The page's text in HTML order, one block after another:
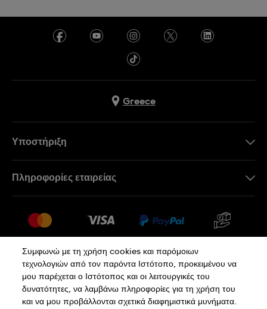
Greece
Υποστήριξη
Επιστροφές
Όροι Πώλησης
Κάνε κλικ εδώ για υπαναχώρηση
Πληροφορίες εταιρείας
Θέσεις Εργασίας
Πολιτική Απορρήτου Πολιτική Cookies
Συμφωνώ με τη χρήση cookies και παρόμοιων
τεχνολογιών από τον παρόντα Ιστότοπο, προκειμένου να
μου παρέχεται ο Ιστότοπος και οι λειτουργικές του
δυνατότητες, να λαμβάνω πληροφορίες για τη χρήση του
και να μου προβάλλονται σχετικά διαφημιστικά μυνήματα.